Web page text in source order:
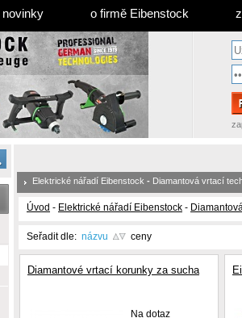
novinky o firmě Eibenstock
Elektrické nářadí Eibenstock - Diamantová vrtací
Úvod - Elektrické nářadí Eibenstock -
Seřadit dle: názvu ceny
Diamantové vrtací korunky za sucha
Na dotaz